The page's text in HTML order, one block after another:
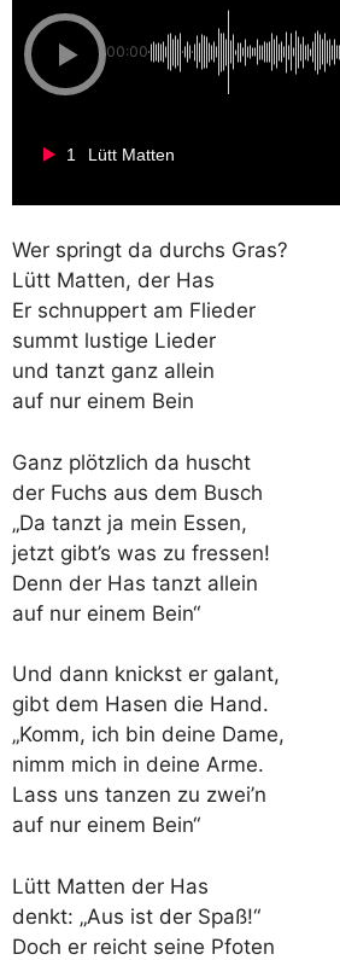
00:00
1 Lütt Matten
Wer springt da durchs Gras?
Lütt Matten, der Has
Er schnuppert am Flieder
summt lustige Lieder
und tanzt ganz allein
auf nur einem Bein
Ganz plötzlich da huscht
der Fuchs aus dem Busch
„Da tanzt ja mein Essen,
jetzt gibt’s was zu fressen!
Denn der Has tanzt allein
auf nur einem Bein“
Und dann knickst er galant,
gibt dem Hasen die Hand.
„Komm, ich bin deine Dame,
nimm mich in deine Arme.
Lass uns tanzen zu zwei’n
auf nur einem Bein“
Lütt Matten der Has
denkt: „Aus ist der Spaß!“
Doch er reicht seine Pfoten